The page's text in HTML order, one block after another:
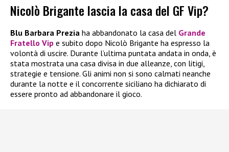
Nicolò Brigante lascia la casa del GF Vip?
Blu Barbara Prezia ha abbandonato la casa del Grande
Fratello Vip e subito dopo Nicolò Brigante ha espresso la
volontà di uscire. Durante l’ultima puntata andata in onda, è
stata mostrata una casa divisa in due alleanze, con litigi,
strategie e tensione. Gli animi non si sono calmati neanche
durante la notte e il concorrente siciliano ha dichiarato di
essere pronto ad abbandonare il gioco.